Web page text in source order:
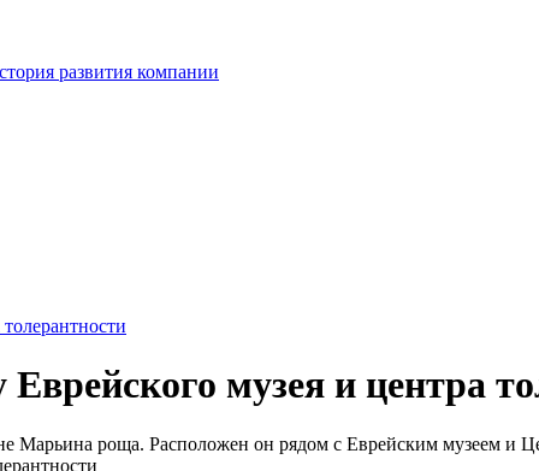
развития компании
музея и центра
Марьина роща. Расположен он рядом с Еврейским музеем и